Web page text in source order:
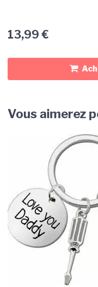
13,99 €
Vous aimerez